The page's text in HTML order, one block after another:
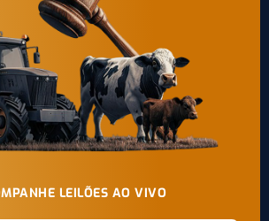
LEILÕES AO VIVO